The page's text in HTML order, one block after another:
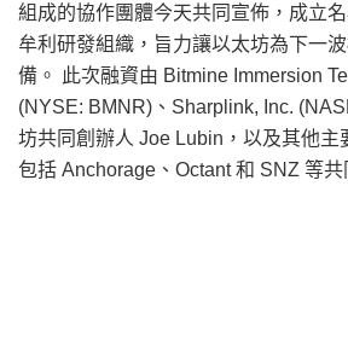
組成的協作團體今天共同宣佈，成立
牟利研發組織，旨力讓以太坊為下一
備。 此次融資由 Bitmine Immersion
(NYSE: BMNR)、Sharplink, Inc.
坊共同創辦人 Joe Lubin，以及其他主
包括 Anchorage、Octant 和 SNZ 等共